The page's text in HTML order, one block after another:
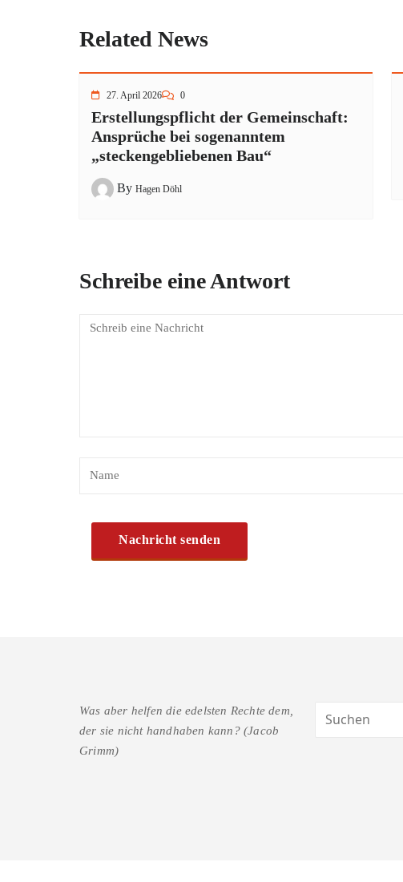
Related News
27. April 2026 0
Erstellungspflicht der Gemeinschaft:
Ansprüche bei sogenanntem
„steckengebliebenen Bau“
By Hagen Döhl
Schreibe eine Antwort
Was aber helfen die edelsten Rechte dem,
der sie nicht handhaben kann? (Jacob
Grimm)